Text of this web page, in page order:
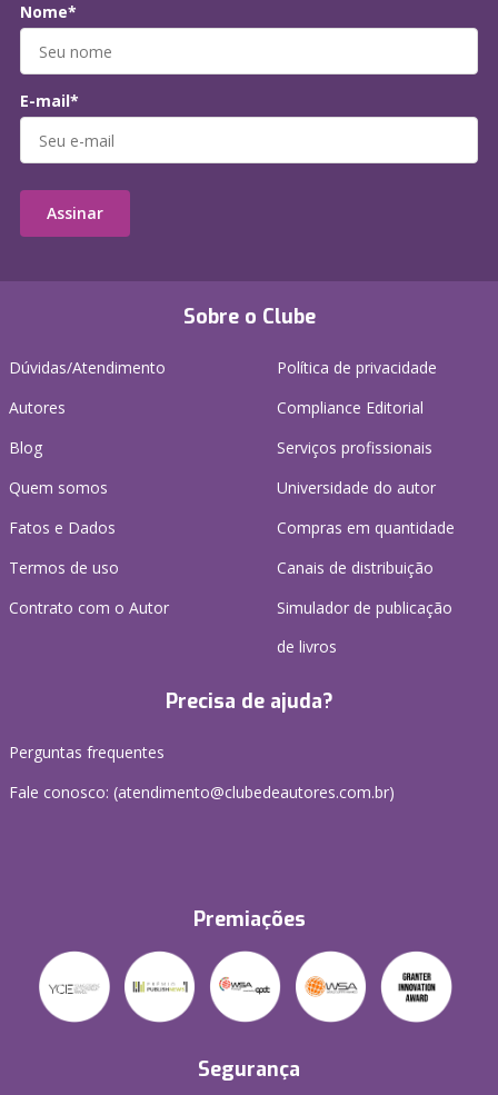
Sobre o Clube
Dúvidas/Atendimento
Autores
Blog
Quem somos
Fatos e Dados
Termos de uso
Contrato com o Autor
Política de privacidade
Compliance Editorial
Serviços profissionais
Universidade do autor
Compras em quantidade
Canais de distribuição
Simulador de publicação
de livros
Precisa de ajuda?
Perguntas frequentes
Fale conosco: (atendimento@clubedeautores.com.br)
Premiações
Segurança
Nome*
E-mail*
Assinar